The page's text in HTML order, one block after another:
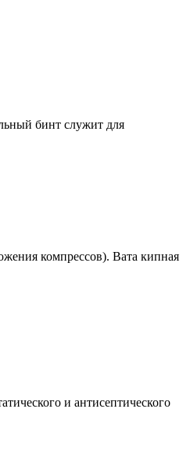
бинт служит для
компрессов). Вата кипная
и антисептического